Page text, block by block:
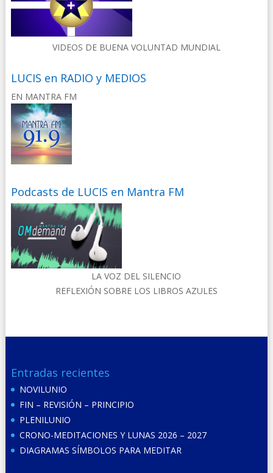
VIDEOS DE BUENA VOLUNTAD MUNDIAL
LUCIS en RADIO y MEDIOS
EN MANTRA FM
Podcasts de LUCIS en Mantra FM
LA VOZ DEL SILENCIO
REFLEXIÓN SOBRE LOS LIBROS AZULES
Entradas recientes
NOVILUNIO
FIN – REVISIÓN – PRINCIPIO
PLENILUNIO
CRONO-MEDITACIONES Y LUNAS 2026 – 2027
DIAGRAMAS SÍMBOLOS PARA MEDITAR